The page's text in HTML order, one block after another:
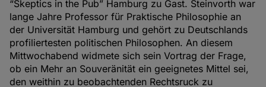
“Skeptics in the Pub” Hamburg zu Gast. Steinvorth war
lange Jahre Professor für Praktische Philosophie an
der Universität Hamburg und gehört zu Deutschlands
profiliertesten politischen Philosophen. An diesem
Mittwochabend widmete sich sein Vortrag der Frage,
ob ein Mehr an Souveränität ein geeignetes Mittel sei,
den weithin zu beobachtenden Rechtsruck zu